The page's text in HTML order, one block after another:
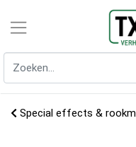
Special effects &